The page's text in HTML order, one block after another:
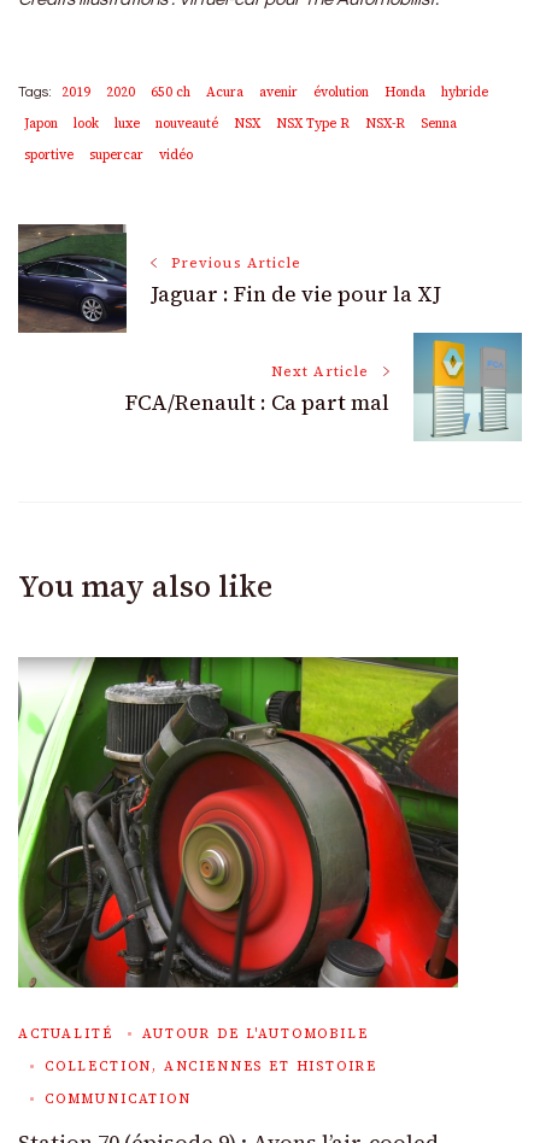
Tags: 2019 2020 650 ch Acura avenir évolution Honda
hybride
Japon
look luxe nouveauté NSX NSX Type R NSX-R
Senna
sportive
supercar vidéo
Post
Navigation
Previous Article
Jaguar : Fin de vie pour la XJ
Next Article
FCA/Renault : Ca part mal
You may also like
ACTUALITÉ
AUTOUR DE L'AUTOMOBILE
COLLECTION, ANCIENNES ET HISTOIRE
COMMUNICATION